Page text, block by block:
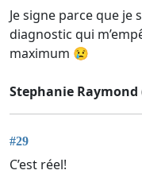
Je signe parce que je
diagnostic qui
maximum 😢
Stephanie Raymond
#29
C’est réel!